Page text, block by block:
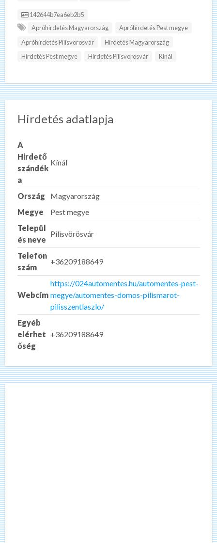
Hirdetés ID:
142644b7ea6eb2b5
Apróhirdetés Magyarország
Apróhirdetés Pest megye
Apróhirdetés Pilisvörösvár
Hirdetés Magyarország
Hirdetés Pest megye
Hirdetés Pilisvörösvár Kínál
Hirdetés adatlapja
A
Hirdető
szándék
a
Kínál
Ország
Magyarország
Megye
Pest megye
Települ
és neve
Pilisvörösvár
Telefon
szám
+36209188649
Webcím
https://024automentes.hu/automentes-pest-
megye/automentes-domos-pilismarot-
pilisszentlaszlo/
Egyéb
elérhet
őség
+36209188649